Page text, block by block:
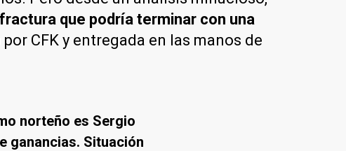
que podría terminar con una
CFK y entregada en las manos de
norteño es Sergio
ganancias. Situación